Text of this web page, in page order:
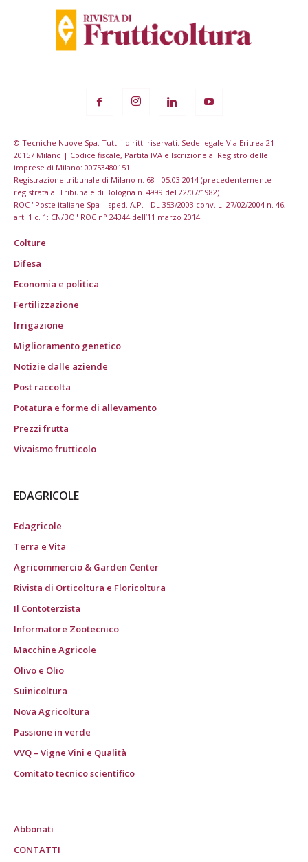
© Tecniche Nuove Spa. Tutti i diritti riservati. Sede legale Via Eritrea 21 -
20157 Milano | Codice fiscale, Partita IVA e Iscrizione al Registro delle
imprese di Milano: 00753480151
Registrazione tribunale di Milano n. 68 - 05.03.2014 (precedentemente
registrata al Tribunale di Bologna n. 4999 del 22/07/1982)
ROC "Poste italiane Spa – sped. A.P. - DL 353/2003 conv. L. 27/02/2004 n. 46,
art. 1 c. 1: CN/BO" ROC n° 24344 dell’11 marzo 2014
Colture
Difesa
Economia e politica
Fertilizzazione
Irrigazione
Miglioramento genetico
Notizie dalle aziende
Post raccolta
Potatura e forme di allevamento
Prezzi frutta
Vivaismo frutticolo
EDAGRICOLE
Edagricole
Terra e Vita
Agricommercio & Garden Center
Rivista di Orticoltura e Floricoltura
Il Contoterzista
Informatore Zootecnico
Macchine Agricole
Olivo e Olio
Suinicoltura
Nova Agricoltura
Passione in verde
VVQ – Vigne Vini e Qualità
Comitato tecnico scientifico
Abbonati
CONTATTI